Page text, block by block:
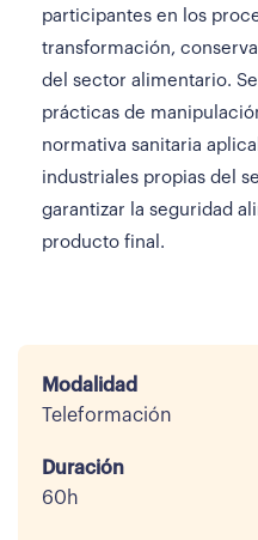
participantes en los
transformación,
del sector alimentario.
prácticas de
normativa sanitaria
industriales propias del
garantizar la seguridad
producto final.
Modalidad
Teleformación
Duración
60h